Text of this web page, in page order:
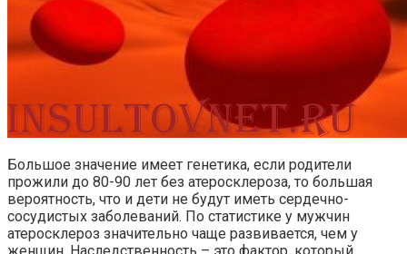
Большое значение имеет генетика, если родители
прожили до 80-90 лет без атеросклероза, то большая
вероятность, что и дети не будут иметь сердечно-
сосудистых заболеваний. По статистике у мужчин
атеросклероз значительно чаще развивается, чем у